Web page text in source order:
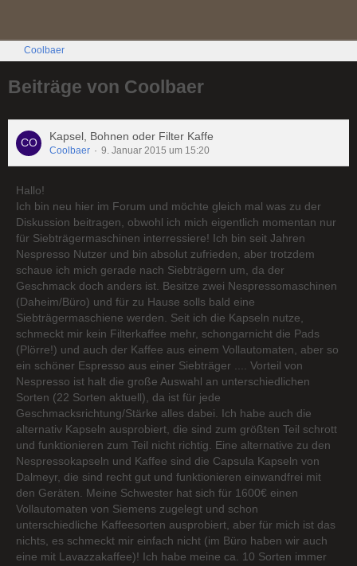
Coolbaer
Beiträge von Coolbaer
Kapsel, Bohnen oder Filter Kaffe
Coolbaer 9. Januar 2015 um 15:20
Hallo!
Ich bin neu hier im Forum und möchte gleich mal was zu der
Diskussion beitragen, obwohl ich mich eigentlich momentan nur
für Siebträgermaschinen interressiere! Ich bin seit Jahren
Nespresso Nutzer und bin absolut zufrieden, aber trotzdem
schaue ich mich gerade nach Siebträgern um, da der
Geschmack doch anders ist. Besitze zwei Nespressomaschinen
(Daheim/Büro) und für zu Hause solls bald eine
Siebträgermaschiene werden. Seit ich die Kapseln nutze,
schmeckt mir kein Filterkaffee mehr, schongarnicht die Pads
(Plörre!) und auch der Kaffee aus einem Vollautomaten, aber so
ein schöner Espresso aus einer Siebträger .... Vorteil von
Nespresso ist halt die große Auswahl an unterschiedlichen
Sorten (22 Sorten aktuell), da ist für jede
Geschmacksrichtung/Stärke alles dabei. Ich habe auch die
alternativ Kapseln ausprobiert, die sind zum größten Teil schrott
und funktionieren zum Teil nicht richtig. Eine alternative zu den
Nespressokapseln und Kaffee sind die Capsula Kapseln von
Dalmeyr, die sind recht gut und funktionieren einwandfrei mit
den Geräten. Meine Schwester hat sich für 1600€ einen
Vollautomaten von Siemens zugelegt und schon
unterschiedliche Kaffeesorten ausprobiert, aber für mich ist das
nichts, es schmeckt mir einfach nicht (im Büro haben wir auch
eine mit Lavazzakaffee)! Ich habe meine ca. 10 Sorten immer